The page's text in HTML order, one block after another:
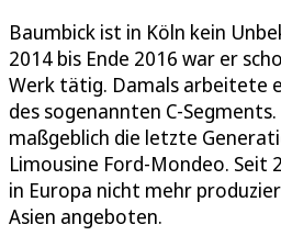
Baumbick ist in Köln kein
2014 bis Ende 2016 war er
Werk tätig. Damals arbeitete
des sogenannten C-
maßgeblich die letzte
Limousine Ford-Mondeo. Seit
in Europa nicht mehr
Asien angeboten.